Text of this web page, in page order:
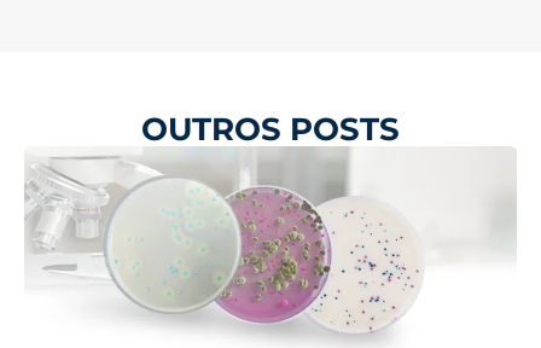
OUTROS POSTS